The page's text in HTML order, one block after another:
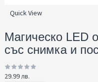
Quick View
Магическо LED
със снимка и
29.99 лв.